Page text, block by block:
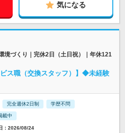
気になる
境づくり｜完休2日（土日祝）｜年休121
ビス職（交換スタッフ）】◆未経験
完全週休2日制 学歴不問
載中
：2026/08/24